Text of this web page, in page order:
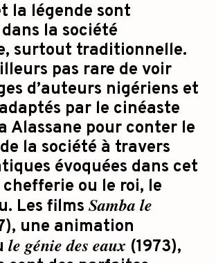
la légende sont
la société
surtout traditionnelle.
pas rare de voir
d’auteurs nigériens et
par le cinéaste
Alassane pour conter le
la société à travers
évoquées dans cet
ou le roi, le
Les filmsSamba le
une animation
le génie des eaux (1973),